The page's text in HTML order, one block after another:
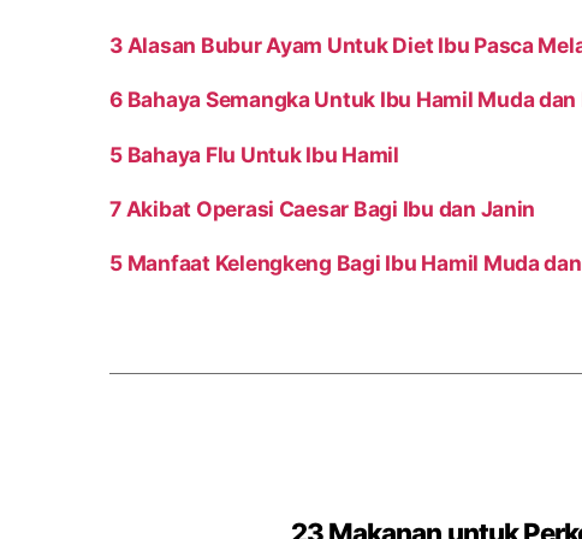
3 Alasan Bubur Ayam Untuk Diet Ibu Pasca
6 Bahaya Semangka Untuk Ibu Hamil Muda dan
5 Bahaya Flu Untuk Ibu Hamil
7 Akibat Operasi Caesar Bagi Ibu dan Janin
5 Manfaat Kelengkeng Bagi Ibu Hamil Muda